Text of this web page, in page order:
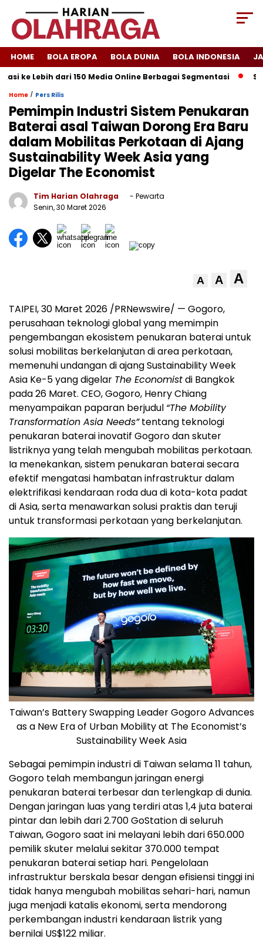
HOME BOLA EROPA BOLA DUNIA BOLA INDONESIA
Lebih dari 150 Media Online Berbagai Segmentasi
Home / Pers Rilis
Pemimpin Industri Sistem Penukaran
Baterai asal Taiwan Dorong Era Baru
dalam Mobilitas Perkotaan di Ajang
Sustainability Week Asia yang
Digelar The Economist
Tim Harian Olahraga
- Pewarta
Senin, 30 Maret 2026
A A A
TAIPEI, 30 Maret 2026 /PRNewswire/ — Gogoro,
perusahaan teknologi global yang memimpin
pengembangan ekosistem penukaran baterai untuk
solusi mobilitas berkelanjutan di area perkotaan,
memenuhi undangan di ajang Sustainability Week
Asia Ke-5 yang digelar The Economistdi Bangkok
pada 26 Maret. CEO, Gogoro, Henry Chiang
menyampaikan paparan berjudul “The Mobility
Transformation Asia Needs”tentang teknologi
penukaran baterai inovatif Gogoro dan skuter
listriknya yang telah mengubah mobilitas perkotaan.
Ia menekankan, sistem penukaran baterai secara
efektif mengatasi hambatan infrastruktur dalam
elektrifikasi kendaraan roda dua di kota-kota padat
di Asia, serta menawarkan solusi praktis dan teruji
untuk transformasi perkotaan yang berkelanjutan.
Taiwan’s Battery Swapping Leader Gogoro Advances
as a New Era of Urban Mobility at The Economist’s
Sustainability Week Asia
Sebagai pemimpin industri di Taiwan selama 11 tahun,
Gogoro telah membangun jaringan energi
penukaran baterai terbesar dan terlengkap di dunia.
Dengan jaringan luas yang terdiri atas 1,4 juta baterai
pintar dan lebih dari 2.700 GoStation di seluruh
Taiwan, Gogoro saat ini melayani lebih dari 650.000
pemilik skuter melalui sekitar 370.000 tempat
penukaran baterai setiap hari. Pengelolaan
infrastruktur berskala besar dengan efisiensi tinggi ini
tidak hanya mengubah mobilitas sehari-hari, namun
juga menjadi katalis ekonomi, serta mendorong
perkembangan industri kendaraan listrik yang
bernilai US$122 miliar.